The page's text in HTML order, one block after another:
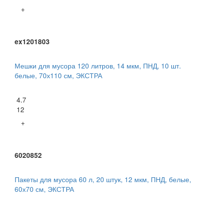
+
ex1201803
Мешки для мусора 120 литров, 14 мкм, ПНД, 10 шт.
белые, 70х110 см, ЭКСТРА
4.7
12
+
6020852
Пакеты для мусора 60 л, 20 штук, 12 мкм, ПНД, белые,
60х70 см, ЭКСТРА